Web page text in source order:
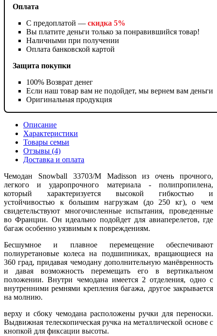
Оплата
С предоплатой — скидка 5%
Вы платите деньги только за понравившийся товар!
Наличными при получении
Оплата банковской картой
Защита покупки
100% Возврат денег
Если наш товар вам не подойдет, мы вернем вам деньги
Оригинальная продукция
Описание
Характеристики
Товары семьи
Отзывы (4)
Доставка и оплата
Чемодан Snowball 33703/M Madisson из очень прочного,
легкого и ударопрочного материала - полипропилена,
который характеризуется высокой гибкостью и
устойчивостью к большим нагрузкам (до 250 кг), о чем
свидетельствуют многочисленные испытания, проведенные
во Франции. Он идеально подойдет для авиаперелетов, где
багаж особенно уязвимым к повреждениям.
Бесшумное и плавное перемещение обеспечивают
полиуретановые колеса на подшипниках, вращающиеся на
360 град, придавая чемодану дополнительную манёвренность
и давая возможность перемещать его в вертикальном
положении. Внутри чемодана имеется 2 отделения, одно с
внутренними ремнями крепления багажа, другое закрывается
на молнию.
верху и сбоку чемодана расположены ручки для переноски.
Выдвижная телескопическая ручка на металлической основе с
кнопкой для фиксации высоты.